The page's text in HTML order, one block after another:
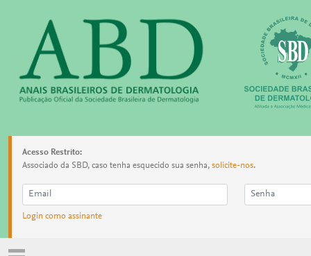
Acesso Restrito:
Associado da SBD, caso tenha esquecido sua senha, solicite-nos.
Login como assinante